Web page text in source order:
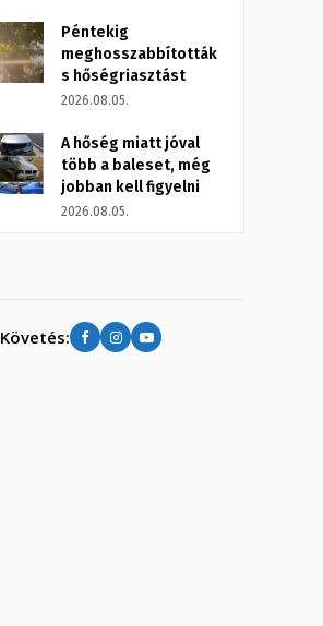
Péntekig
meghosszabbították
s hőségriasztást
2026.08.05.
A hőség miatt jóval
több a baleset, még
jobban kell figyelni
2026.08.05.
Követés: